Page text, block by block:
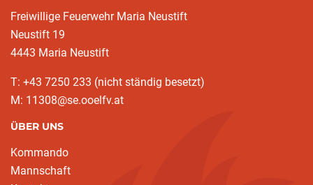
Freiwillige Feuerwehr Maria Neustift
Neustift 19
4443 Maria Neustift
T: +43 7250 233 (nicht ständig besetzt)
M: 11308@se.ooelfv.at
ÜBER UNS
Kommando
Mannschaft